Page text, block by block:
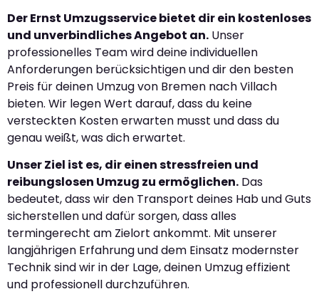
Der Ernst Umzugsservice bietet dir ein kostenloses
und unverbindliches Angebot an. Unser
professionelles Team wird deine individuellen
Anforderungen berücksichtigen und dir den besten
Preis für deinen Umzug von Bremen nach Villach
bieten. Wir legen Wert darauf, dass du keine
versteckten Kosten erwarten musst und dass du
genau weißt, was dich erwartet.
Unser Ziel ist es, dir einen stressfreien und
reibungslosen Umzug zu ermöglichen. Das
bedeutet, dass wir den Transport deines Hab und Guts
sicherstellen und dafür sorgen, dass alles
termingerecht am Zielort ankommt. Mit unserer
langjährigen Erfahrung und dem Einsatz modernster
Technik sind wir in der Lage, deinen Umzug effizient
und professionell durchzuführen.